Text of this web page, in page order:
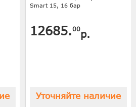
Smart 15, 16 бар
12685.00р.
Уточняйте наличие